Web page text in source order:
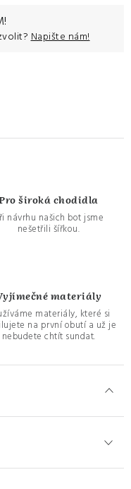
Napište nám!
Pro široká chodidla
návrhu našich bot jsme
nešetřili šířkou.
materiály
materiály, které si
na první obutí a už je
nebudete chtít sundat.